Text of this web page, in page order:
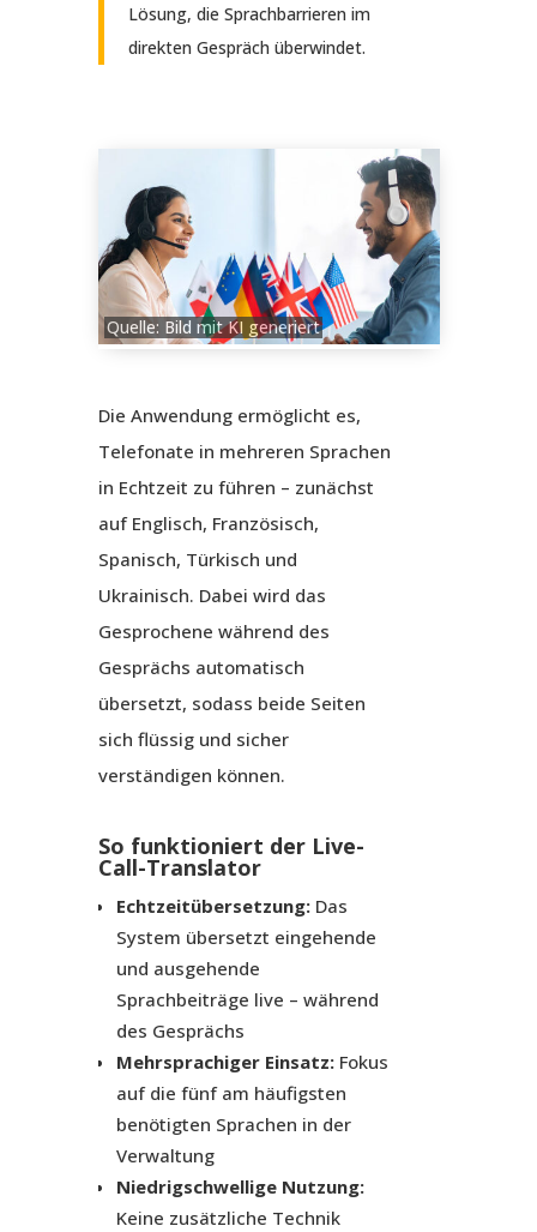
Lösung, die Sprachbarrieren im
direkten Gespräch überwindet.
Quelle: Bild mit KI generiert
Die Anwendung ermöglicht es,
Telefonate in mehreren Sprachen
in Echtzeit zu führen – zunächst
auf Englisch, Französisch,
Spanisch, Türkisch und
Ukrainisch. Dabei wird das
Gesprochene während des
Gesprächs automatisch
übersetzt, sodass beide Seiten
sich flüssig und sicher
verständigen können.
So funktioniert der Live-
Call-Translator
Echtzeitübersetzung:Das
System übersetzt eingehende
und ausgehende
Sprachbeiträge live – während
des Gesprächs
Mehrsprachiger Einsatz:Fokus
auf die fünf am häufigsten
benötigten Sprachen in der
Verwaltung
Niedrigschwellige Nutzung:
Keine zusätzliche Technik